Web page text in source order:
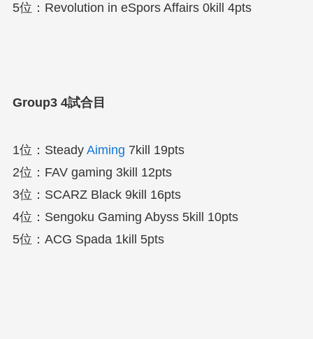
5位：Revolution in eSpors Affairs 0kill 4pts
Group3 4試合目
1位：Steady Aiming 7kill 19pts
2位：FAV gaming 3kill 12pts
3位：SCARZ Black 9kill 16pts
4位：Sengoku Gaming Abyss 5kill 10pts
5位：ACG Spada 1kill 5pts